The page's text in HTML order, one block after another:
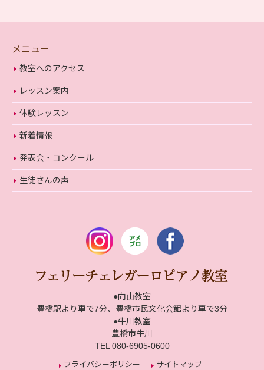
メニュー
教室へのアクセス
レッスン案内
体験レッスン
新着情報
発表会・コンクール
生徒さんの声
●向山教室
豊橋駅より車で7分、豊橋市民文化会館より車で3分
●牛川教室
豊橋市牛川
TEL 080-6905-0600
プライバシーポリシー サイトマップ